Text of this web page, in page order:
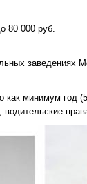
80 000 руб.
заведениях
как минимум